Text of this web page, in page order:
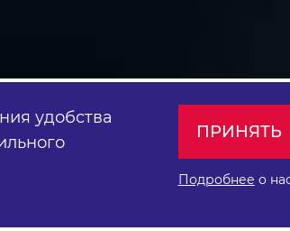
молодых
удобства
ПРИНЯТЬ
Подробнее о